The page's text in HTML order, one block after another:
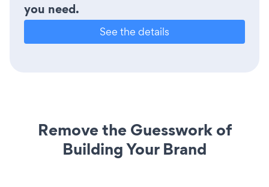
you need.
See the details
Remove the Guesswork of
Building Your Brand